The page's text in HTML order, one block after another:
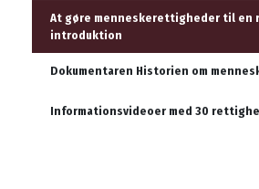
At gøre menneskerettigheder til en
introduktion
Dokumentaren Historien om
Informationsvideoer med 30